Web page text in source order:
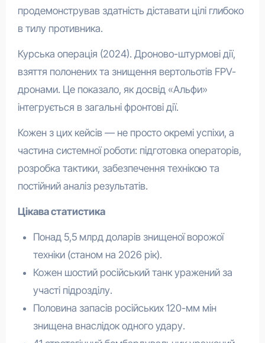
продемонстрував здатність діставати цілі глибоко
в тилу противника.
Курська операція (2024). Дроново-штурмові дії,
взяття полонених та знищення вертольотів FPV-
дронами. Це показало, як досвід «Альфи»
інтегрується в загальні фронтові дії.
Кожен з цих кейсів — не просто окремі успіхи, а
частина системної роботи: підготовка операторів,
розробка тактики, забезпечення технікою та
постійний аналіз результатів.
Цікава статистика
Понад 5,5 млрд доларів знищеної ворожої
техніки (станом на 2026 рік).
Кожен шостий російський танк уражений за
участі підрозділу.
Половина запасів російських 120-мм мін
знищена внаслідок одного удару.